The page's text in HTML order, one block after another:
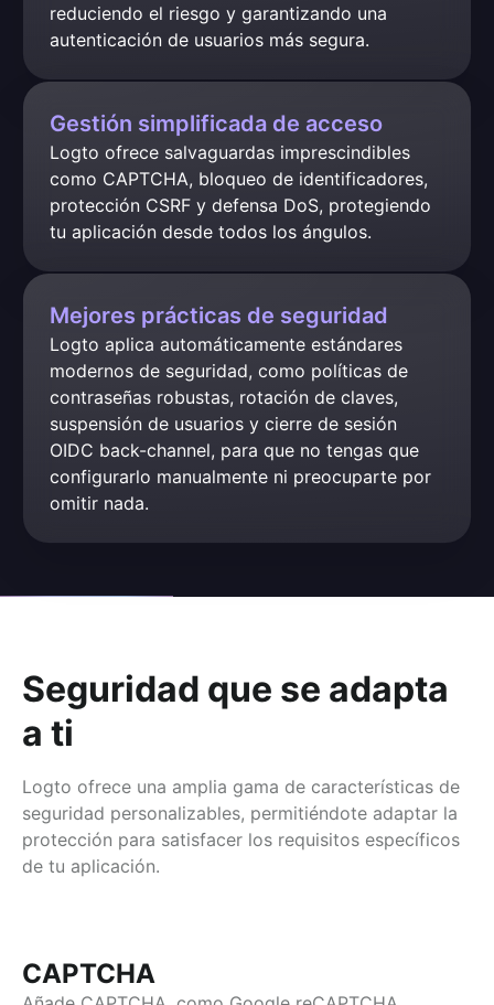
reduciendo el riesgo y garantizando una
autenticación de usuarios más segura.
Gestión simplificada de acceso
Logto ofrece salvaguardas imprescindibles
como CAPTCHA, bloqueo de identificadores,
protección CSRF y defensa DoS, protegiendo
tu aplicación desde todos los ángulos.
Mejores prácticas de seguridad
Logto aplica automáticamente estándares
modernos de seguridad, como políticas de
contraseñas robustas, rotación de claves,
suspensión de usuarios y cierre de sesión
OIDC back-channel, para que no tengas que
configurarlo manualmente ni preocuparte por
omitir nada.
Seguridad que se adapta
a ti
Logto ofrece una amplia gama de características de
seguridad personalizables, permitiéndote adaptar la
protección para satisfacer los requisitos específicos
de tu aplicación.
CAPTCHA